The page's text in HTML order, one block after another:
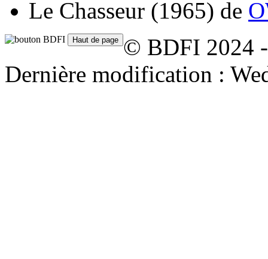
Le Chasseur (1965) de
© BDFI 2024
Dernière modification :